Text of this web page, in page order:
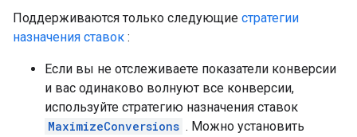
Поддерживаются только следующие стратегии
назначения ставок :
Если вы не отслеживаете показатели конверсии
и вас одинаково волнуют все конверсии,
используйте стратегию назначения ставок
MaximizeConversions . Можно установить